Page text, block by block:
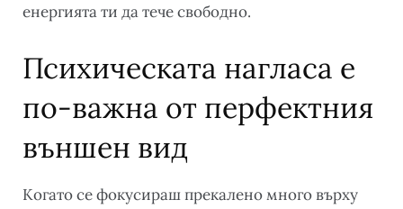
енергията ти да тече свободно.
Психическата нагласа е
по-важна от перфектния
външен вид
Когато се фокусираш прекалено много върху